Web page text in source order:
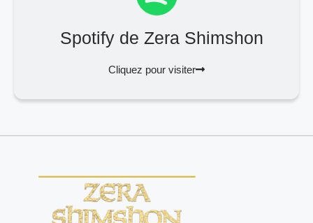
Spotify de Zera Shimshon
Cliquez pour visiter